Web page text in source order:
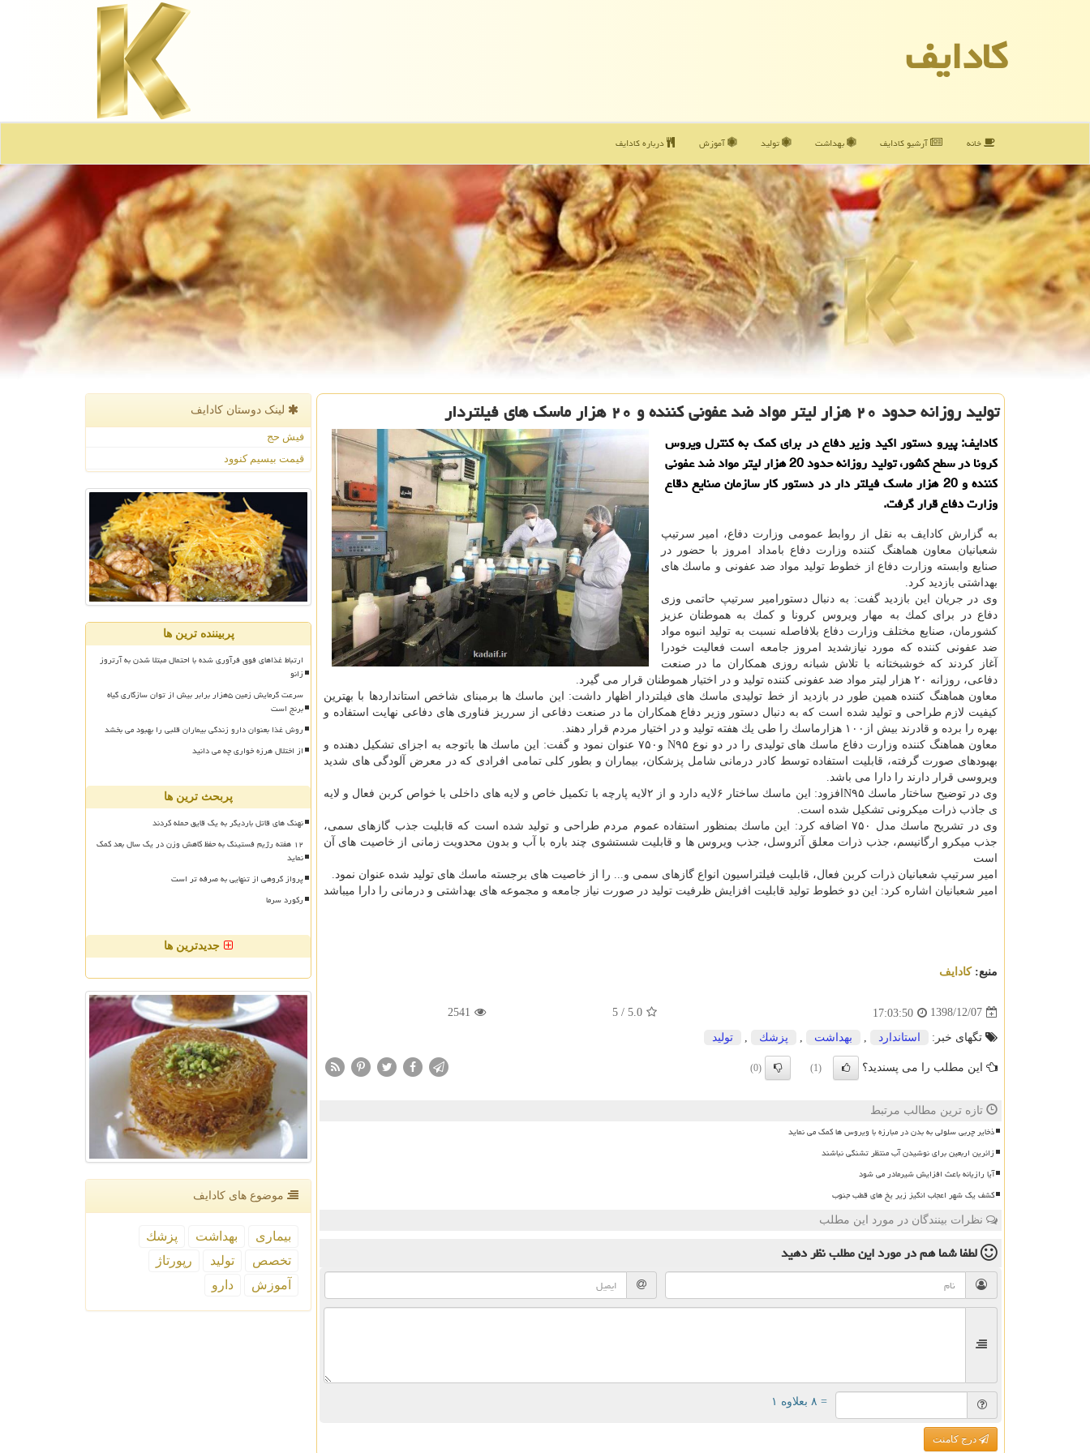
كادایف
خانه آرشیو كادایف بهداشت تولید آموزش درباره كادایف
تولید روزانه حدود ۲۰ هزار لیتر مواد ضد عفونی كننده و ۲۰ هزار ماسك های فیلتردار
كادایف: پیرو دستور اكید وزیر دفاع در برای كمك به كنترل ویروس
كرونا در سطح كشور، تولید روزانه حدود 20 هزار لیتر مواد ضد عفونی
كننده و 20 هزار ماسك فیلتر دار در دستور كار سازمان صنایع دقاع
وزارت دفاع قرار گرفت.
به گزارش كادایف به نقل از روابط عمومی وزارت دفاع، امیر سرتیپ
شعبانیان معاون هماهنگ كننده وزارت دفاع بامداد امروز با حضور در
صنایع وابسته وزارت دفاع از خطوط تولید مواد ضد عفونی و ماسك های
بهداشتی بازدید كرد.
وی در جریان این بازدید گفت: به دنبال دستورامیر سرتیپ حاتمی وزی
دفاع در برای كمك به مهار ویروس كرونا و كمك به هموطنان عزیز
كشورمان، صنایع مختلف وزارت دفاع بلافاصله نسبت به تولید انبوه مواد
ضد عفونی كننده كه مورد نیازشدید امروز جامعه است فعالیت خودرا
آغاز كردند كه خوشبختانه با تلاش شبانه روزی همكاران ما در صنعت
دفاعی، روزانه ۲۰ هزار لیتر مواد ضد عفونی كننده تولید و در اختیار هموطنان قرار می گیرد.
معاون هماهنگ كننده همین طور در بازدید از خط تولیدی ماسك های فیلتردار اظهار داشت: این ماسك ها برمبنای شاخص استانداردها با بهترین
كیفیت لازم طراحی و تولید شده است كه به دنبال دستور وزیر دفاع همكاران ما در صنعت دفاعی از سرریز فناوری های دفاعی نهایت استفاده و
بهره را برده و قادرند بیش از۱۰۰ هزارماسك را طی یك هفته تولید و در اختیار مردم قرار دهند.
معاون هماهنگ كننده وزارت دفاع ماسك های تولیدی را در دو نوع N۹۵ و۷۵۰ عنوان نمود و گفت: این ماسك ها باتوجه به اجزای تشكیل دهنده و
بهبودهای صورت گرفته، قابلیت استفاده توسط كادر درمانی شامل پزشكان، بیماران و بطور كلی تمامی افرادی كه در معرض آلودگی های شدید
ویروسی قرار دارند را دارا می باشد.
وی در توضیح ساختار ماسك N۹۵افزود: این ماسك ساختار ۶لایه دارد و از ۲لایه پارچه با تكمیل خاص و لایه های داخلی با خواص كربن فعال و لایه
ی جاذب ذرات میكرونی تشكیل شده است.
وی در تشریح ماسك مدل ۷۵۰ اضافه كرد: این ماسك بمنظور استفاده عموم مردم طراحی و تولید شده است كه قابلیت جذب گازهای سمی،
جذب میكرو ارگانیسم، جذب ذرات معلق آئروسل، جذب ویروس ها و قابلیت شستشوی چند باره با آب و بدون محدویت زمانی از خاصیت های آن
است
امیر سرتیپ شعبانیان ذرات كربن فعال، قابلیت فیلتراسیون انواع گازهای سمی و... را از خاصیت های برجسته ماسك های تولید شده عنوان نمود.
امیر شعبانیان اشاره كرد: این دو خطوط تولید قابلیت افزایش ظرفیت تولید در صورت نیاز جامعه و مجموعه های بهداشتی و درمانی را دارا میباشد
منبع:كادایف
1398/12/07
17:03:50
5.0
/
5
2541
تگهای خبر: استاندارد , بهداشت , پزشك , تولید
این مطلب را می پسندید؟ (1)
(0)
تازه ترین مطالب مرتبط
ذخایر چربی سلولی به بدن در مبارزه با ویروس ها کمک می نماید
زائرین اربعین برای نوشیدن آب منتظر تشنگی نباشند
آیا رازیانه باعث افزایش شیرمادر می شود
کشف یک شهر اعجاب انگیز زیر یخ های قطب جنوب
نظرات بینندگان در مورد این مطلب
لطفا شما همدر مورد این مطلبنظر دهید
= ۸ بعلاوه ۱
درج کامنت
لینک دوستان كادایف
فیش حج
قیمت بیسیم کنوود
پربیننده ترین ها
ارتباط غذاهای فوق فرآوری شده با احتمال مبتلا شدن به آرتروز
زانو
سرعت گرمایش زمین ۵هزار برابر بیش از توان سازگاری گیاه
برنج است
روش غذا بعنوان دارو زندگی بیماران قلبی را بهبود می بخشد
از اختلال هرزه خواری چه می دانید
پربحث ترین ها
نهنگ های قاتل باردیگر به یک قایق حمله کردند
۱۲ هفته رژیم فستینگ به حفظ کاهش وزن در یک سال بعد کمک
نماید
پرواز گروهی از تنهایی به صرفه تر است
رکورد سرما
جدیدترین ها
موضوع های كادایف
بیماری بهداشت
پزشك
تخصص
تولید
رپورتاژ
آموزش
دارو